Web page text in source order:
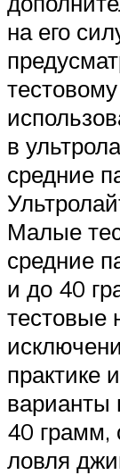
на его
в
средние
Малые
средние
и до 40
тестовые
практике
варианты
40 грамм,
ловля